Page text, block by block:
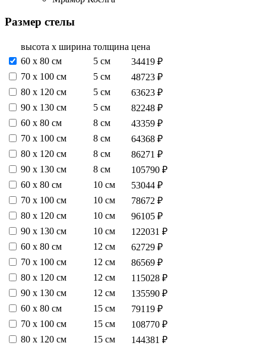
Размер стелы
высота х ширина толщина цена
60 х 80 см
5 см
34419 ₽
70 х 100 см
5 см
48723 ₽
80 х 120 см
5 см
63623 ₽
90 х 130 см
5 см
82248 ₽
60 х 80 см
8 см
43359 ₽
70 х 100 см
8 см
64368 ₽
80 х 120 см
8 см
86271 ₽
90 х 130 см
8 см
105790 ₽
60 х 80 см
10 см
53044 ₽
70 х 100 см
10 см
78672 ₽
80 х 120 см
10 см
96105 ₽
90 х 130 см
10 см
122031 ₽
60 х 80 см
12 см
62729 ₽
70 х 100 см
12 см
86569 ₽
80 х 120 см
12 см
115028 ₽
90 х 130 см
12 см
135590 ₽
60 х 80 см
15 см
79119 ₽
70 х 100 см
15 см
108770 ₽
80 х 120 см
15 см
144381 ₽